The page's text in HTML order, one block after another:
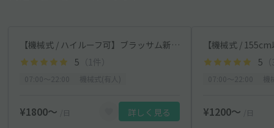
【機械式 / ハイルーフ可】ブラッサム新宿駐車場【平日限定：7:00～22:00】
5 （1件）
¥1800〜 /日 詳しく見る
5
¥1200〜 /日